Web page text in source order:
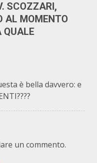
SCOZZARI,
AL MOMENTO
QUALE
è bella davvero: e
un commento.